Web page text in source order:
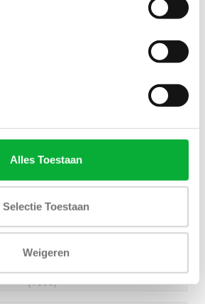
Alles Toestaan
Selectie Toestaan
Weigeren
Zaandam Zaanstad Castricum
Schiedam(1999)
Bennebroek Bloemendaal
Aerenhout Haarlem
nieuwnieuw overhemdenonline
Vaderdag Cadeau Outlet
(1999)